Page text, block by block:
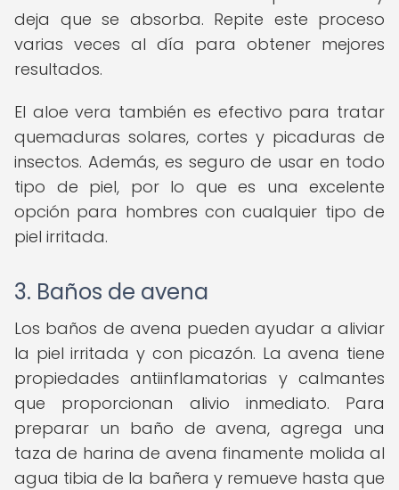
deja que se absorba. Repite este proceso
varias veces al día para obtener mejores
resultados.
El aloe vera también es efectivo para tratar
quemaduras solares, cortes y picaduras de
insectos. Además, es seguro de usar en todo
tipo de piel, por lo que es una excelente
opción para hombres con cualquier tipo de
piel irritada.
3. Baños de avena
Los baños de avena pueden ayudar a aliviar
la piel irritada y con picazón. La avena tiene
propiedades antiinflamatorias y calmantes
que proporcionan alivio inmediato. Para
preparar un baño de avena, agrega una
taza de harina de avena finamente molida al
agua tibia de la bañera y remueve hasta que